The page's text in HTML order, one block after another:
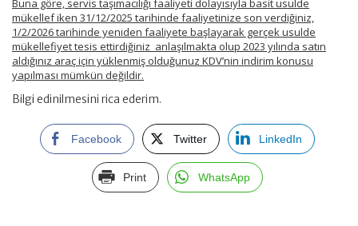
Buna göre, servis taşımacılığı faaliyeti dolayısıyla basit usulde
mükellef iken 31/12/2025 tarihinde faaliyetinize son verdiğiniz,
1/2/2026 tarihinde yeniden faaliyete başlayarak gerçek usulde
mükellefiyet tesis ettirdiğiniz anlaşılmakta olup 2023 yılında satın
aldığınız araç için yüklenmiş olduğunuz KDV’nin indirim konusu
yapılması mümkün değildir.
Bilgi edinilmesini rica ederim.
Facebook Twitter LinkedIn
Print WhatsApp